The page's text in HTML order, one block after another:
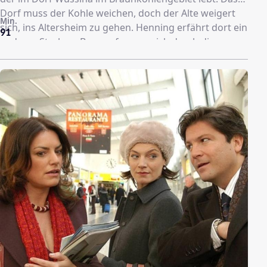
Dorf muss der Kohle weichen, doch der Alte weigert
sich, ins Altersheim zu gehen. Henning erfährt dort ein
anderes Sterben. Bagger fressen sich durch die
Landschaft, alles Leben vernichtend. In der fast
verlassenen Gegend begegnet er verschiedenen
Menschen. Einem Plünderer und dem alten Dorfkauz,
der Tiere einsammelt, um sie zu retten. Eine Frau in
der Disco, die geschlossen wird, macht ihm
unzweideutige Angebote. Er beobachtet ein junges
Paar, das sich in der gespenstischen Umgebung liebt.
91
Min.